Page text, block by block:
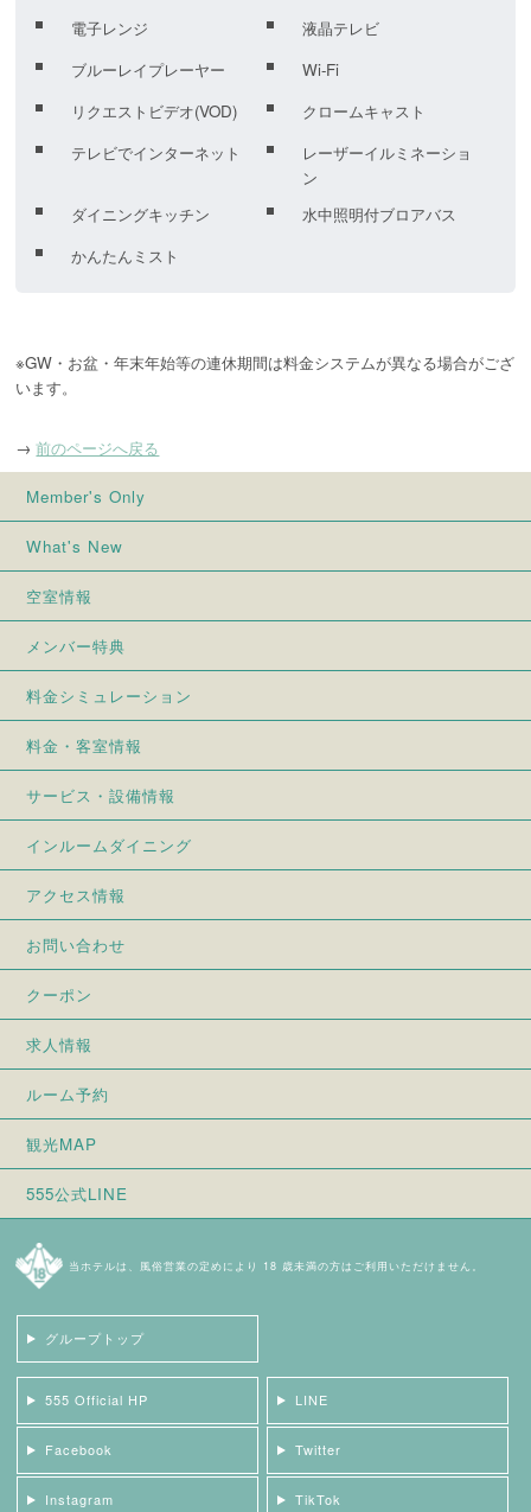
電子レンジ
液晶テレビ
ブルーレイプレーヤー
Wi-Fi
リクエストビデオ(VOD)
クロームキャスト
テレビでインターネット
レーザーイルミネーショ
ン
ダイニングキッチン
水中照明付ブロアバス
かんたんミスト
※GW・お盆・年末年始等の連休期間は料金システムが異なる場合がござ
→ 前のページへ戻る
Member's Only
What's New
空室情報
メンバー特典
料金シミュレーション
料金・客室情報
サービス・設備情報
インルームダイニング
アクセス情報
お問い合わせ
クーポン
求人情報
ルーム予約
観光MAP
555公式LINE
当ホテルは、風俗営業の定めにより 18 歳未満の方はご利用いただけません。
グループトップ
555 Official HP LINE
Facebook Twitter
Instagram TikTok